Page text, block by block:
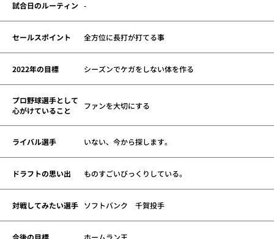
試合日のルーティン -
セールスポイント 全方位に長打が打てる事
2022年の目標 シーズンでケガをしない体を作る
プロ野球選手として
心がけていること
ファンを大切にする
ライバル選手 いない、今から探します。
ドラフトの思い出 ものすごいびっくりしている。
対戦してみたい選手 ソフトバンク 千賀投手